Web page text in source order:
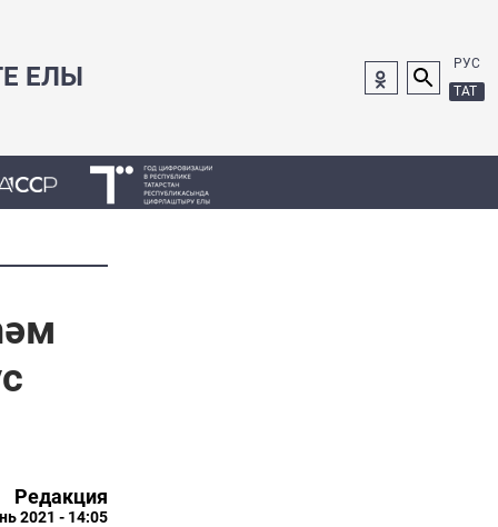
ЕЛЫ
РУС
ТАТ
Редакция
2021 - 14:05